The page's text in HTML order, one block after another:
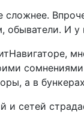
сложнее.
обыватели. И
а в
и сетей